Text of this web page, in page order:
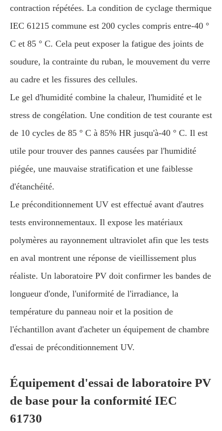
contraction répétées. La condition de cyclage thermique
IEC 61215 commune est 200 cycles compris entre-40 °
C et 85 ° C. Cela peut exposer la fatigue des joints de
soudure, la contrainte du ruban, le mouvement du verre
au cadre et les fissures des cellules.
Le gel d'humidité combine la chaleur, l'humidité et le
stress de congélation. Une condition de test courante est
de 10 cycles de 85 ° C à 85% HR jusqu'à-40 ° C. Il est
utile pour trouver des pannes causées par l'humidité
piégée, une mauvaise stratification et une faiblesse
d'étanchéité.
Le préconditionnement UV est effectué avant d'autres
tests environnementaux. Il expose les matériaux
polymères au rayonnement ultraviolet afin que les tests
en aval montrent une réponse de vieillissement plus
réaliste. Un laboratoire PV doit confirmer les bandes de
longueur d'onde, l'uniformité de l'irradiance, la
température du panneau noir et la position de
l'échantillon avant d'acheter un équipement de chambre
d'essai de préconditionnement UV.
Équipement d'essai de laboratoire PV
de base pour la conformité IEC
61730